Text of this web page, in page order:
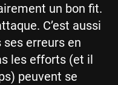
un bon fit.
C’est aussi
ses erreurs en
les efforts (et il
peuvent se